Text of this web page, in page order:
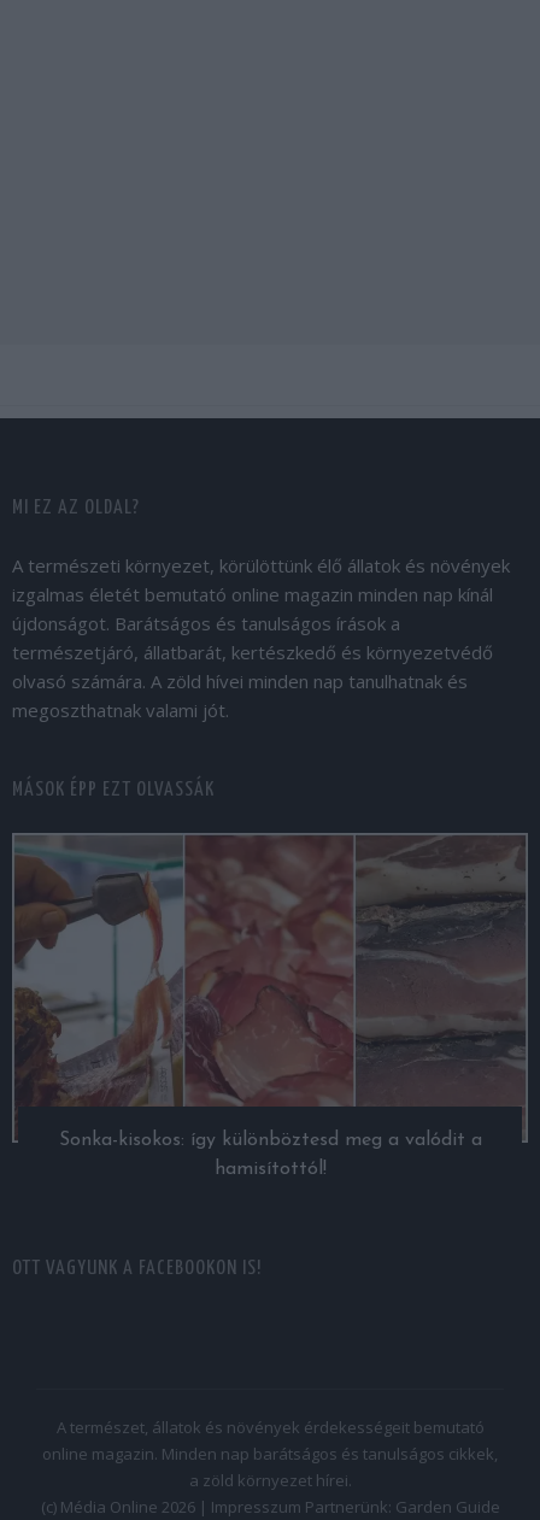
MI EZ AZ OLDAL?
A természeti környezet, körülöttünk élő állatok és növények
izgalmas életét bemutató online magazin minden nap kínál
újdonságot. Barátságos és tanulságos írások a
természetjáró, állatbarát, kertészkedő és környezetvédő
olvasó számára. A zöld hívei minden nap tanulhatnak és
megoszthatnak valami jót.
MÁSOK ÉPP EZT OLVASSÁK
Sonka-kisokos: így különböztesd meg a valódit a
hamisítottól!
OTT VAGYUNK A FACEBOOKON IS!
A természet, állatok és növények érdekességeit bemutató
online magazin. Minden nap barátságos és tanulságos cikkek,
a zöld környezet hírei.
(c) Média Online 2026 | Impresszum Partnerünk: Garden Guide